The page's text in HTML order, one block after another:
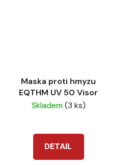
Maska proti hmyzu
EQTHM UV 50 Visor
Skladem(3 ks)
DETAIL